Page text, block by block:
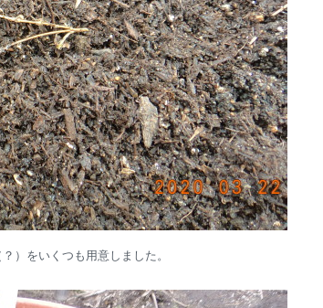
）をいくつも用意しました。